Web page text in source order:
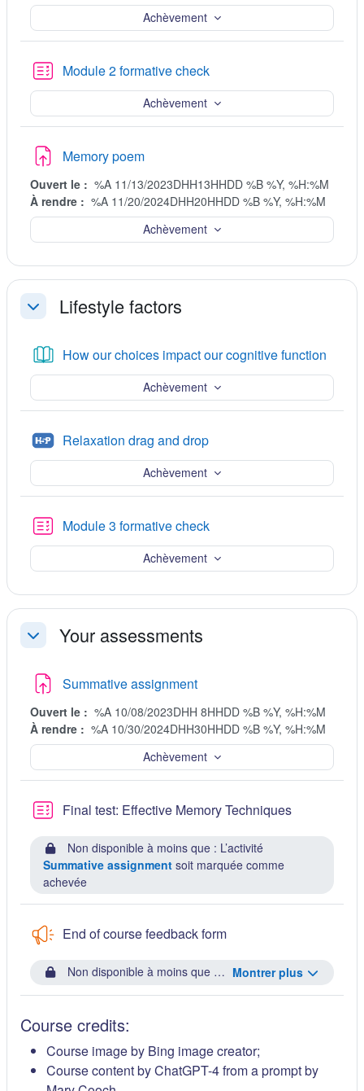
Achèvement
Module 2 formative checkTest
Achèvement
Memory poemDevoir
Ouvert le : %A 11/13/2023DHH13HHDD %B %Y, %H:%M
À rendre : %A 11/20/2024DHH20HHDD %B %Y, %H:%M
Achèvement
ReplierLifestyle factors
How our choices impact our cognitive function
Achèvement
Relaxation drag and dropH5P
Achèvement
Module 3 formative checkTest
Achèvement
ReplierYour assessments
Summative assignmentDevoir
Ouvert le : %A 10/08/2023DHH 8HHDD %B %Y, %H:%M
À rendre : %A 10/30/2024DHH30HHDD %B %Y, %H:%M
Achèvement
Final test: Effective Memory Techniques
Non disponible à moins que : L’activité
Summative assignment soit marquée comme
achevée
End of course feedback form
Montrer plus
Non disponible à moins que : L’activité Final test:
Course credits:
Course image by Bing image creator;
Course content by ChatGPT-4 from a prompt by